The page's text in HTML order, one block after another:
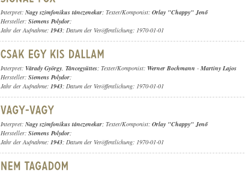
Interpret: Nagy szimfonikus tánczenekar; Texter/Komponist: Orlay "Chappy" Jenő
Hersteller: Siemens Polydor;
Jahr der Aufnahme: 1943; Datum der Veröffentlichung: 1970-01-01
Interpret: Várady György, Táncegyüttes; Texter/Komponist: Werner Bochmann - Martiny Lajos
Hersteller: Siemens Polydor;
Jahr der Aufnahme: 1943; Datum der Veröffentlichung: 1970-01-01
Interpret: Nagy szimfonikus tánczenekar; Texter/Komponist: Orlay "Chappy" Jenő
Hersteller: Siemens Polydor;
Jahr der Aufnahme: 1943; Datum der Veröffentlichung: 1970-01-01